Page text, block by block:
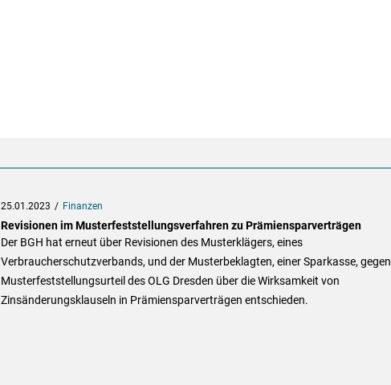
25.01.2023 Finanzen
Revisionen im Musterfeststellungsverfahren zu Prämiensparverträgen
Der BGH hat erneut über Revisionen des Musterklägers, eines
Verbraucherschutzverbands, und der Musterbeklagten, einer Sparkasse,
Musterfeststellungsurteil des OLG Dresden über die Wirksamkeit von
Zinsänderungsklauseln in Prämiensparverträgen entschieden.